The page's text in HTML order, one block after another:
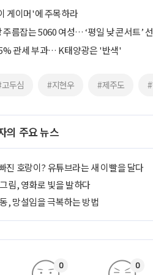
게이머'에 주목하라
주름잡는 5060 여성… ‘평일 낮 콘서트’
관세 부과… K태양광은 '반색'
두심 #지현우 #제주도
의 주요 뉴스
진 호랑이? 유튜브라는 새 이빨을 달다
림, 영화로 빛을 발하다
, 망설임을 극복하는 방법
0 0